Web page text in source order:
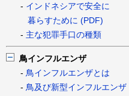
- インドネシアで安全に
暮らすために (PDF)
- 主な犯罪手口の種類
鳥インフルエンザ
- 鳥インフルエンザとは
- 鳥及び新型インフルエンザ